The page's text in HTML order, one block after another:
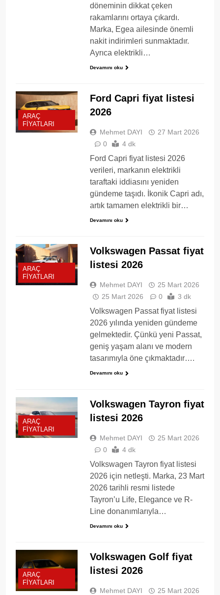
döneminin dikkat çeken
rakamlarını ortaya çıkardı.
Marka, Egea ailesinde önemli
nakit indirimleri sunmaktadır.
Ayrıca elektrikli…
Devamını oku
ARAÇ
FIYATLARI
Ford Capri fiyat listesi
2026
Mehmet DAYI
27 Mart 2026
0
4 dk
Ford Capri fiyat listesi 2026
verileri, markanın elektrikli
taraftaki iddiasını yeniden
gündeme taşıdı. İkonik Capri adı,
artık tamamen elektrikli bir…
Devamını oku
ARAÇ
FIYATLARI
Volkswagen Passat fiyat
listesi 2026
Mehmet DAYI
25 Mart 2026
25 Mart 2026
0 3 dk
Volkswagen Passat fiyat listesi
2026 yılında yeniden gündeme
gelmektedir. Çünkü yeni Passat,
geniş yaşam alanı ve modern
tasarımıyla öne çıkmaktadır….
Devamını oku
ARAÇ
FIYATLARI
Volkswagen Tayron fiyat
listesi 2026
Mehmet DAYI
25 Mart 2026
0
4 dk
Volkswagen Tayron fiyat listesi
2026 için netleşti. Marka, 23 Mart
2026 tarihli resmi listede
Tayron’u Life, Elegance ve R-
Line donanımlarıyla…
Devamını oku
ARAÇ
FIYATLARI
Volkswagen Golf fiyat
listesi 2026
Mehmet DAYI 25 Mart 2026